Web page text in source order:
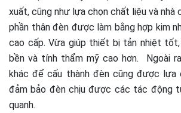
xuất, cũng như lựa chọn chất liệu và nhà
phần thân đèn được làm bằng hợp kim
cao cấp. Vừa giúp thiết bị tản nhiệt
bền và tính thẩm mỹ cao hơn. Ngoài
khác để cấu thành đèn cũng được lựa
đảm bảo đèn chịu được các tác động
quanh.